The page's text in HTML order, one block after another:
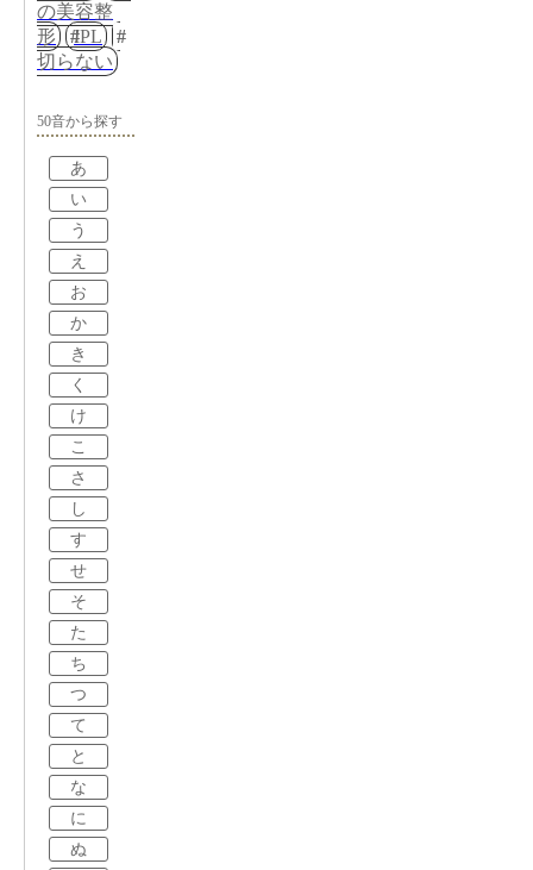
の美容整
形
IPL
切らない
50音から探す
あ
い
う
え
お
か
き
く
け
こ
さ
し
す
せ
そ
た
ち
つ
て
と
な
に
ぬ